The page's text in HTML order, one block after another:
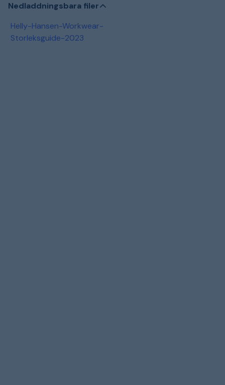
Nedladdningsbara filer
Helly-Hansen-Workwear-
Storleksguide-2023